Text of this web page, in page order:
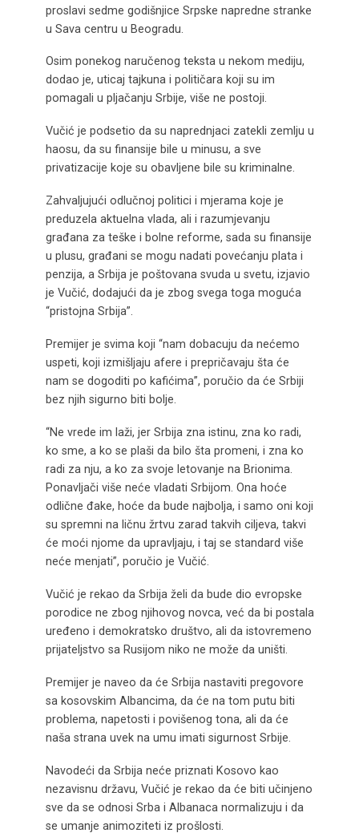
proslavi sedme godišnjice Srpske napredne stranke
u Sava centru u Beogradu.
Osim ponekog naručenog teksta u nekom mediju,
dodao je, uticaj tajkuna i političara koji su im
pomagali u pljačanju Srbije, više ne postoji.
Vučić je podsetio da su naprednjaci zatekli zemlju u
haosu, da su finansije bile u minusu, a sve
privatizacije koje su obavljene bile su kriminalne.
Zahvaljujući odlučnoj politici i mjerama koje je
preduzela aktuelna vlada, ali i razumjevanju
građana za teške i bolne reforme, sada su finansije
u plusu, građani se mogu nadati povećanju plata i
penzija, a Srbija je poštovana svuda u svetu, izjavio
je Vučić, dodajući da je zbog svega toga moguća
“pristojna Srbija”.
Premijer je svima koji “nam dobacuju da nećemo
uspeti, koji izmišljaju afere i prepričavaju šta će
nam se dogoditi po kafićima”, poručio da će Srbiji
bez njih sigurno biti bolje.
“Ne vrede im laži, jer Srbija zna istinu, zna ko radi,
ko sme, a ko se plaši da bilo šta promeni, i zna ko
radi za nju, a ko za svoje letovanje na Brionima.
Ponavljači više neće vladati Srbijom. Ona hoće
odlične đake, hoće da bude najbolja, i samo oni koji
su spremni na ličnu žrtvu zarad takvih ciljeva, takvi
će moći njome da upravljaju, i taj se standard više
neće menjati”, poručio je Vučić.
Vučić je rekao da Srbija želi da bude dio evropske
porodice ne zbog njihovog novca, već da bi postala
uređeno i demokratsko društvo, ali da istovremeno
prijateljstvo sa Rusijom niko ne može da uništi.
Premijer je naveo da će Srbija nastaviti pregovore
sa kosovskim Albancima, da će na tom putu biti
problema, napetosti i povišenog tona, ali da će
naša strana uvek na umu imati sigurnost Srbije.
Navodeći da Srbija neće priznati Kosovo kao
nezavisnu državu, Vučić je rekao da će biti učinjeno
sve da se odnosi Srba i Albanaca normalizuju i da
se umanje animoziteti iz prošlosti.